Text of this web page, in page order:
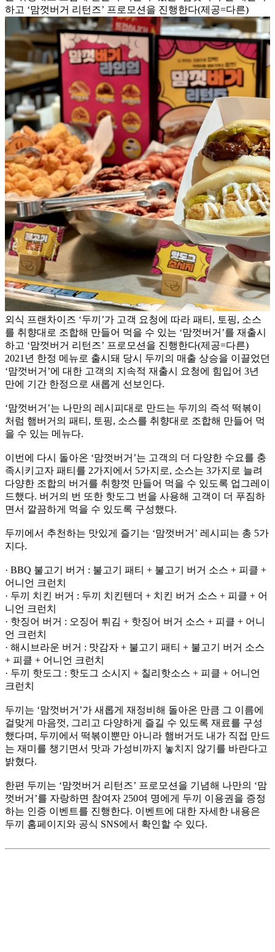
하고 ‘맘껏버거 리턴즈’ 프로모션을 진행한다(제공=다른)
외식 프랜차이즈 ‘두끼’가 고객 요청에 따라 패티, 토핑, 소스
를 취향대로 조합해 만들어 먹을 수 있는 ‘맘껏버거’를 재출시
하고 ‘맘껏버거 리턴즈’ 프로모션을 진행한다(제공=다른)
2021년 한정 메뉴로 출시돼 당시 두끼의 매출 상승을 이끌었던
‘맘껏버거’에 대한 고객의 지속적 재출시 요청에 힘입어 3년
만에 기간 한정으로 새롭게 선보인다.
‘맘껏버거’는 나만의 레시피대로 만드는 두끼의 즉석 떡볶이
처럼 햄버거의 패티, 토핑, 소스를 취향대로 조합해 만들어 먹
을 수 있는 메뉴다.
이번에 다시 돌아온 ‘맘껏버거’는 고객의 더 다양한 수요를 충
족시키고자 패티를 2가지에서 5가지로, 소스는 3가지로 늘려
다양한 조합의 버거를 취향껏 만들어 먹을 수 있도록 업그레이
드했다. 버거의 번 또한 핫도그 번을 사용해 고객이 더 푸짐하
면서 깔끔하게 먹을 수 있도록 구성했다.
두끼에서 추천하는 맛있게 즐기는 ‘맘껏버거’ 레시피는 총 5가
지다.
· BBQ 불고기 버거 : 불고기 패티 + 불고기 버거 소스 + 피클 +
어니언 크런치
· 두끼 치킨 버거 : 두끼 치킨텐더 + 치킨 버거 소스 + 피클 + 어
니언 크런치
· 핫징어 버거 : 오징어 튀김 + 핫징어 버거 소스 + 피클 + 어니
언 크런치
· 해시브라운 버거 : 맛감자 + 불고기 패티 + 불고기 버거 소스
+ 피클 + 어니언 크런치
· 두끼 핫도그 : 핫도그 소시지 + 칠리핫소스 + 피클 + 어니언
크런치
두끼는 ‘맘껏버거’가 새롭게 재정비해 돌아온 만큼 그 이름에
걸맞게 마음껏, 그리고 다양하게 즐길 수 있도록 재료를 구성
했다며, 두끼에서 떡볶이뿐만 아니라 햄버거도 내가 직접 만드
는 재미를 챙기면서 맛과 가성비까지 놓치지 않기를 바란다고
밝혔다.
한편 두끼는 ‘맘껏버거 리턴즈’ 프로모션을 기념해 나만의 ‘맘
껏버거’를 자랑하면 참여자 250여 명에게 두끼 이용권을 증정
하는 인증 이벤트를 진행한다. 이벤트에 대한 자세한 내용은
두끼 홈페이지와 공식 SNS에서 확인할 수 있다.